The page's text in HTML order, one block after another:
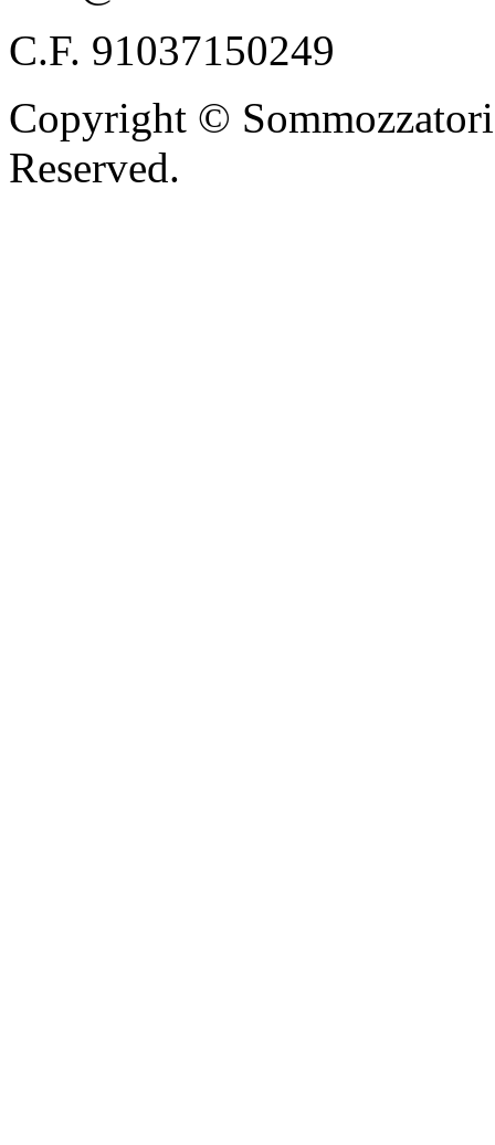
C.F. 91037150249
Copyright ©
Reserved.